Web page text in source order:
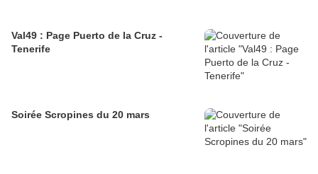
Val49 : Page Puerto de la Cruz -
Tenerife
Soirée Scropines du 20 mars